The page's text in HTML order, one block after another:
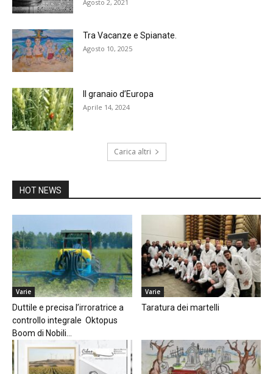
Agosto 2, 2021
Tra Vacanze e Spianate.
Agosto 10, 2025
Il granaio d’Europa
Aprile 14, 2024
Carica altri
HOT NEWS
Varie
Duttile e precisa l’irroratrice a
controllo integrale Oktopus
Boom di Nobili...
Varie
Taratura dei martelli